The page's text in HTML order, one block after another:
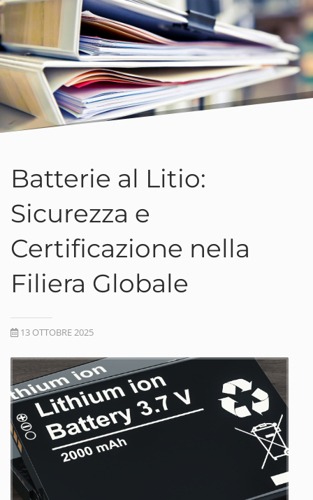
Batterie al Litio:
Sicurezza e
Certificazione nella
Filiera Globale
13 OTTOBRE 2025